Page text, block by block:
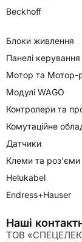
Beckhoff
Блоки живлення
Панелі керування
Мотор та Мотор-
Модулі WAGO
Контролери та
Комутаційне
Датчики
Клеми та роз'єми
Helukabel
Endress+Hauser
Наші
ТОВ